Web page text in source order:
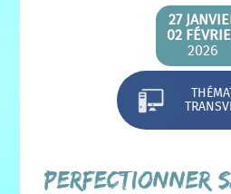
27
02
2026
Perfectionner